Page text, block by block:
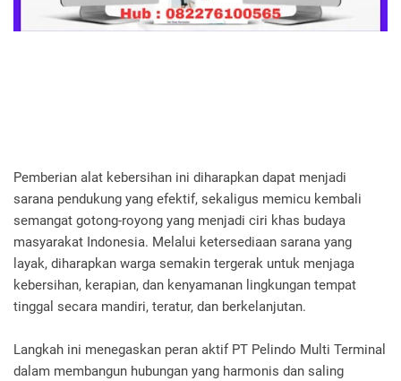
Pemberian alat kebersihan ini diharapkan dapat menjadi
sarana pendukung yang efektif, sekaligus memicu kembali
semangat gotong-royong yang menjadi ciri khas budaya
masyarakat Indonesia. Melalui ketersediaan sarana yang
layak, diharapkan warga semakin tergerak untuk menjaga
kebersihan, kerapian, dan kenyamanan lingkungan tempat
tinggal secara mandiri, teratur, dan berkelanjutan.
Langkah ini menegaskan peran aktif PT Pelindo Multi Terminal
dalam membangun hubungan yang harmonis dan saling